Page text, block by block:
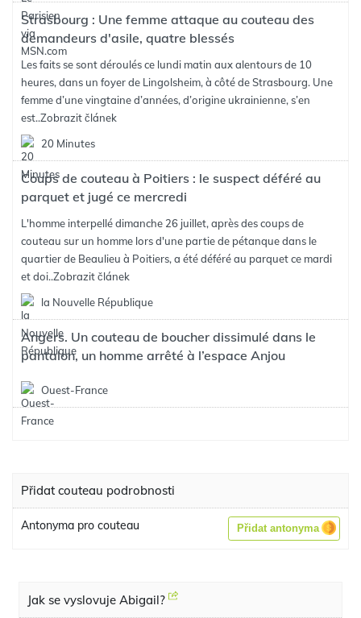
Strasbourg : Une femme attaque au couteau des
demandeurs d'asile, quatre blessés
Les faits se sont déroulés ce lundi matin aux alentours de 10
heures, dans un foyer de Lingolsheim, à côté de Strasbourg. Une
femme d’une vingtaine d’années, d’origine ukrainienne, s’en
est..Zobrazit článek
20 Minutes
Coups de couteau à Poitiers : le suspect déféré au
parquet et jugé ce mercredi
L'homme interpellé dimanche 26 juillet, après des coups de
couteau sur un homme lors d'une partie de pétanque dans le
quartier de Beaulieu à Poitiers, a été déféré au parquet ce mardi
et doi..Zobrazit článek
la Nouvelle République
Angers. Un couteau de boucher dissimulé dans le
pantalon, un homme arrêté à l’espace Anjou
Ouest-France
Přidat couteau podrobnosti
Antonyma pro couteau Přidat antonyma
Jak se vyslovuje Abigail?